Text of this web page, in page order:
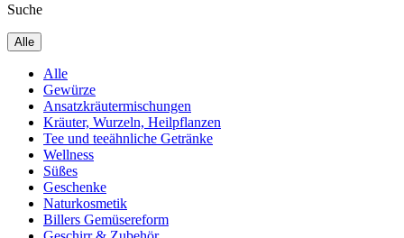
Suche
Alle
Alle
Gewürze
Ansatzkräutermischungen
Kräuter, Wurzeln, Heilpflanzen
Tee und teeähnliche Getränke
Wellness
Süßes
Geschenke
Naturkosmetik
Billers Gemüsereform